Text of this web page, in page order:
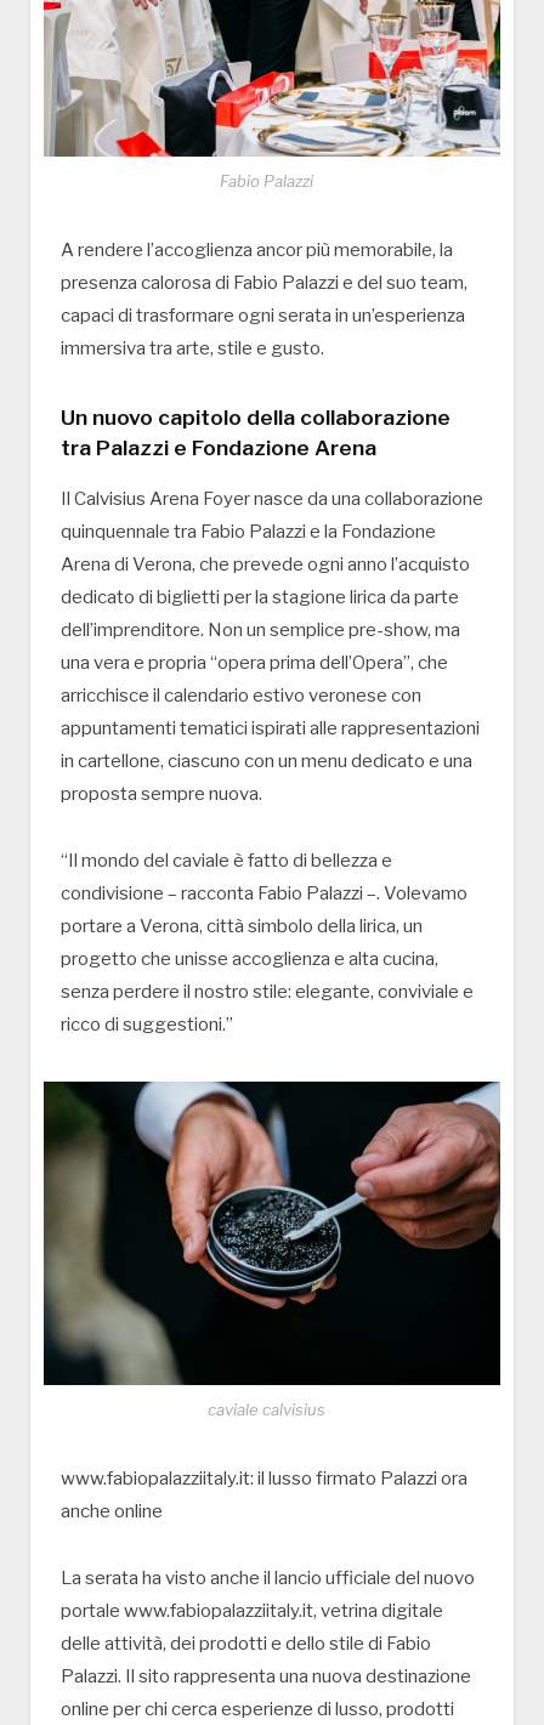
Fabio Palazzi
A rendere l’accoglienza ancor più memorabile, la
presenza calorosa di Fabio Palazzi e del suo team,
capaci di trasformare ogni serata in un’esperienza
immersiva tra arte, stile e gusto.
Un nuovo capitolo della collaborazione
tra Palazzi e Fondazione Arena
Il Calvisius Arena Foyer nasce da una collaborazione
quinquennale tra Fabio Palazzi e la Fondazione
Arena di Verona, che prevede ogni anno l’acquisto
dedicato di biglietti per la stagione lirica da parte
dell’imprenditore. Non un semplice pre-show, ma
una vera e propria “opera prima dell’Opera”, che
arricchisce il calendario estivo veronese con
appuntamenti tematici ispirati alle rappresentazioni
in cartellone, ciascuno con un menu dedicato e una
proposta sempre nuova.
“Il mondo del caviale è fatto di bellezza e
condivisione – racconta Fabio Palazzi –. Volevamo
portare a Verona, città simbolo della lirica, un
progetto che unisse accoglienza e alta cucina,
senza perdere il nostro stile: elegante, conviviale e
ricco di suggestioni.”
caviale calvisius
www.fabiopalazziitaly.it: il lusso firmato Palazzi ora
anche online
La serata ha visto anche il lancio ufficiale del nuovo
portale www.fabiopalazziitaly.it, vetrina digitale
delle attività, dei prodotti e dello stile di Fabio
Palazzi. Il sito rappresenta una nuova destinazione
online per chi cerca esperienze di lusso, prodotti